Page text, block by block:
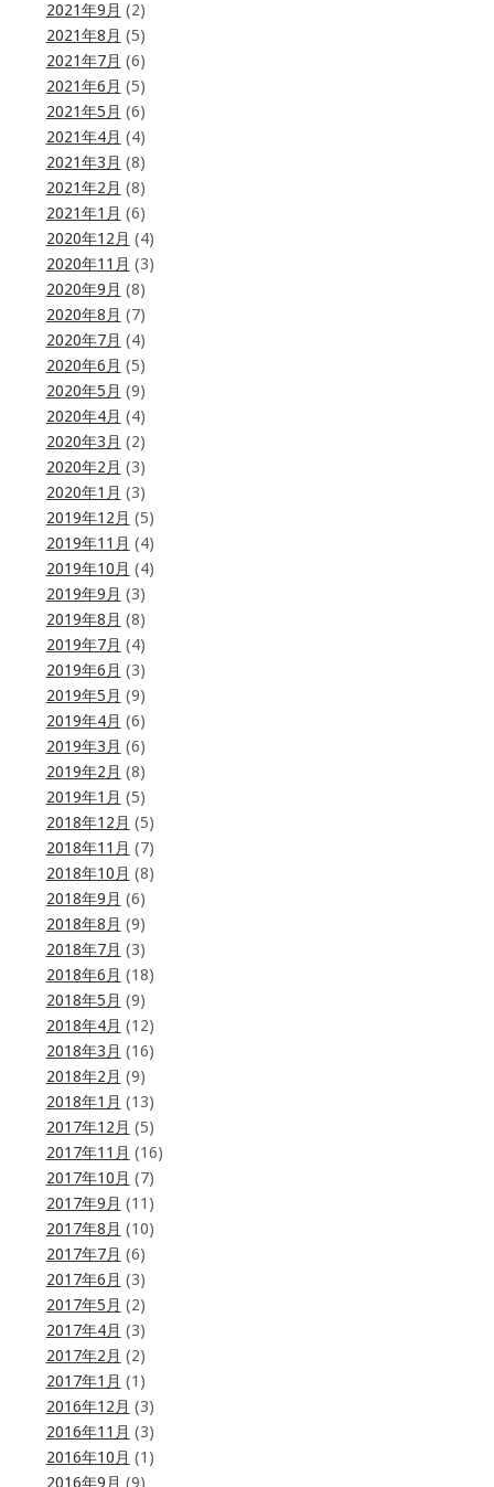
2021年9月 (2)
2021年8月 (5)
2021年7月 (6)
2021年6月 (5)
2021年5月 (6)
2021年4月 (4)
2021年3月 (8)
2021年2月 (8)
2021年1月 (6)
2020年12月 (4)
2020年11月 (3)
2020年9月 (8)
2020年8月 (7)
2020年7月 (4)
2020年6月 (5)
2020年5月 (9)
2020年4月 (4)
2020年3月 (2)
2020年2月 (3)
2020年1月 (3)
2019年12月 (5)
2019年11月 (4)
2019年10月 (4)
2019年9月 (3)
2019年8月 (8)
2019年7月 (4)
2019年6月 (3)
2019年5月 (9)
2019年4月 (6)
2019年3月 (6)
2019年2月 (8)
2019年1月 (5)
2018年12月 (5)
2018年11月 (7)
2018年10月 (8)
2018年9月 (6)
2018年8月 (9)
2018年7月 (3)
2018年6月 (18)
2018年5月 (9)
2018年4月 (12)
2018年3月 (16)
2018年2月 (9)
2018年1月 (13)
2017年12月 (5)
2017年11月 (16)
2017年10月 (7)
2017年9月 (11)
2017年8月 (10)
2017年7月 (6)
2017年6月 (3)
2017年5月 (2)
2017年4月 (3)
2017年2月 (2)
2017年1月 (1)
2016年12月 (3)
2016年11月 (3)
2016年10月 (1)
2016年9月 (9)